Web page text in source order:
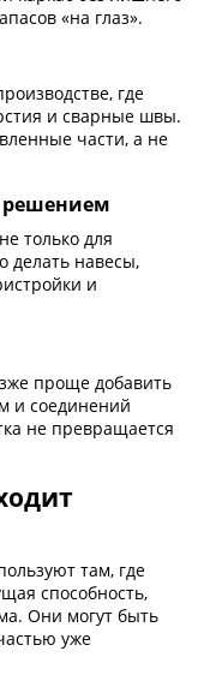
«на глаз».
где
и сварные швы.
части, а не
только для
делать навесы,
и
проще добавить
и соединений
не превращается
там, где
способность,
Они могут быть
уже